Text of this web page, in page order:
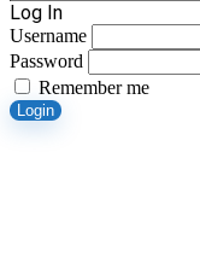
Log In
Username
Password
Remember me
Login